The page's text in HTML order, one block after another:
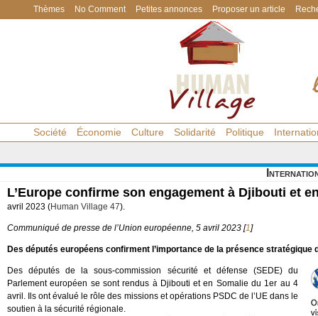
Thèmes No Comment Petites annonces Proposer un article
Société Économie Culture Solidarité Politique
L’Europe confirme son engagement à Djibouti et
avril 2023 (Human Village 47).
Communiqué de presse de l’Union européenne, 5 avril 2023 [1]
Des députés européens confirment l’importance de la présence stratégique
Des députés de la sous-commission sécurité et défense (SEDE) du
Parlement européen se sont rendus à Djibouti et en Somalie du 1er au 4
avril. Ils ont évalué le rôle des missions et opérations PSDC de l’UE dans le
soutien à la sécurité régionale.